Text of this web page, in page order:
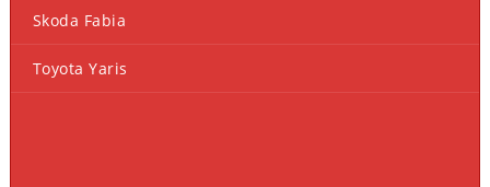
Skoda Fabia
Toyota Yaris